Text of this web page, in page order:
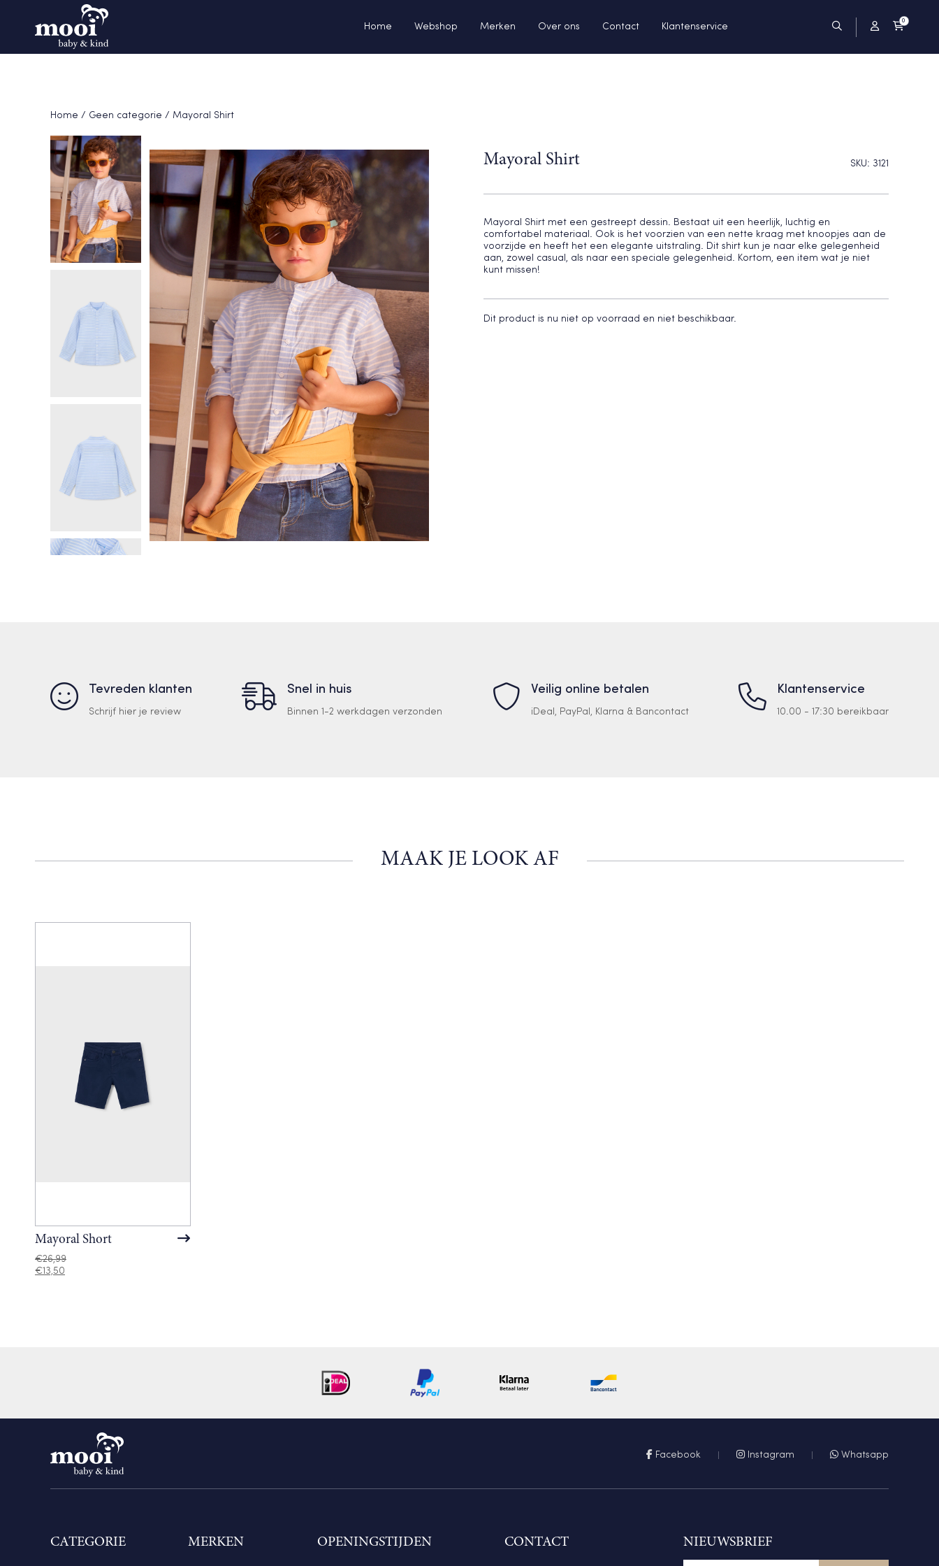
Home Webshop Merken Over ons Contact Klantenservice
0
Home / Geen categorie / Mayoral Shirt
Mayoral Shirt SKU: 3121
Mayoral Shirt met een gestreept dessin. Bestaat uit een heerlijk, luchtig en
comfortabel materiaal. Ook is het voorzien van een nette kraag met knoopjes aan de
voorzijde en heeft het een elegante uitstraling. Dit shirt kun je naar elke gelegenheid
aan, zowel casual, als naar een speciale gelegenheid. Kortom, een item wat je niet
kunt missen!
Dit product is nu niet op voorraad en niet beschikbaar.
Tevreden klanten
Schrijf hier je review
Snel in huis
Binnen 1-2 werkdagen verzonden
Veilig online betalen
iDeal, PayPal, Klarna & Bancontact
Klantenservice
10.00 - 17:30 bereikbaar
MAAK JE LOOK AF
Mayoral Short
€26,99
€13,50
Facebook Instagram Whatsapp
CATEGORIE MERKEN OPENINGSTIJDEN CONTACT NIEUWSBRIEF